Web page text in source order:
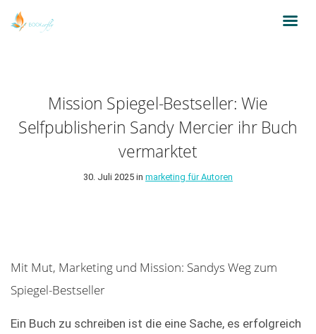
Mission Spiegel-Bestseller: Wie
Selfpublisherin Sandy Mercier ihr Buch
vermarktet
30. Juli 2025 in marketing für Autoren
Mit Mut, Marketing und Mission: Sandys Weg zum
Spiegel-Bestseller
Ein Buch zu schreiben ist die eine Sache, es erfolgreich